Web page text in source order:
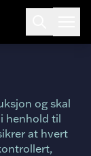
og skal
henhold til
at hvert